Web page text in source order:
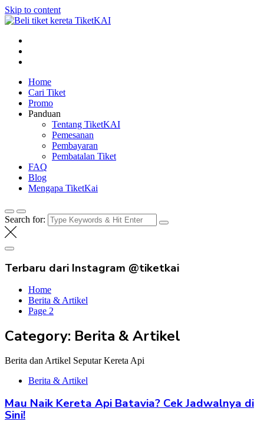
Skip to content
Beli tiket kereta api online
Home
Cari Tiket
Promo
Panduan
Tentang TiketKAI
Pemesanan
Pembayaran
Pembatalan Tiket
FAQ
Blog
Mengapa TiketKai
Search for:
Terbaru dari Instagram @tiketkai
Home
Berita & Artikel
Page 2
Category: Berita & Artikel
Berita dan Artikel Seputar Kereta Api
Berita & Artikel
Mau Naik Kereta Api Batavia? Cek Jadwalnya di
Sini!